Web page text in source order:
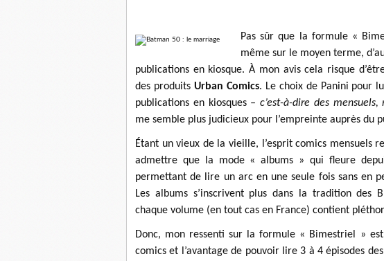
Pas sûr que la formule «
même sur le moyen terme,
publications en kiosque. À mon avis cela risque
des produits Urban Comics. Le choix de Panini pour
publications en kiosques – c’est-à-dire des
me semble plus judicieux pour l’empreinte auprès du
Étant un vieux de la vieille, l’esprit comics mensuels
admettre que la mode « albums » qui fleure
permettant de lire un arc en une seule fois sans en
Les albums s’inscrivent plus dans la tradition des
chaque volume (en tout cas en France) contient
Donc, mon ressenti sur la formule « Bimestriel »
comics et l’avantage de pouvoir lire 3 à 4 épisodes